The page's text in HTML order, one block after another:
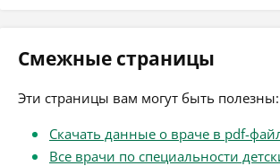
Смежные страницы
Эти страницы вам могут быть полезны:
Скачать данные о враче в pdf-
Все врачи по специальности